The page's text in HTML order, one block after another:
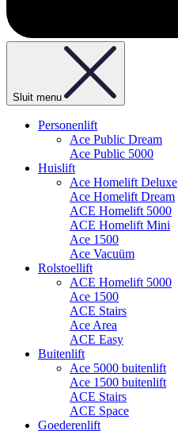
Sluit menu
Personenlift
Ace Public Dream
Ace Public 5000
Huislift
Ace Homelift Deluxe
Ace Homelift Dream
ACE Homelift 5000
ACE Homelift Mini
Ace 1500
Ace Vacuüm
Rolstoellift
ACE Homelift 5000
Ace 1500
ACE Stairs
Ace Area
ACE Easy
Buitenlift
Ace 5000 buitenlift
Ace 1500 buitenlift
ACE Stairs
ACE Space
Goederenlift